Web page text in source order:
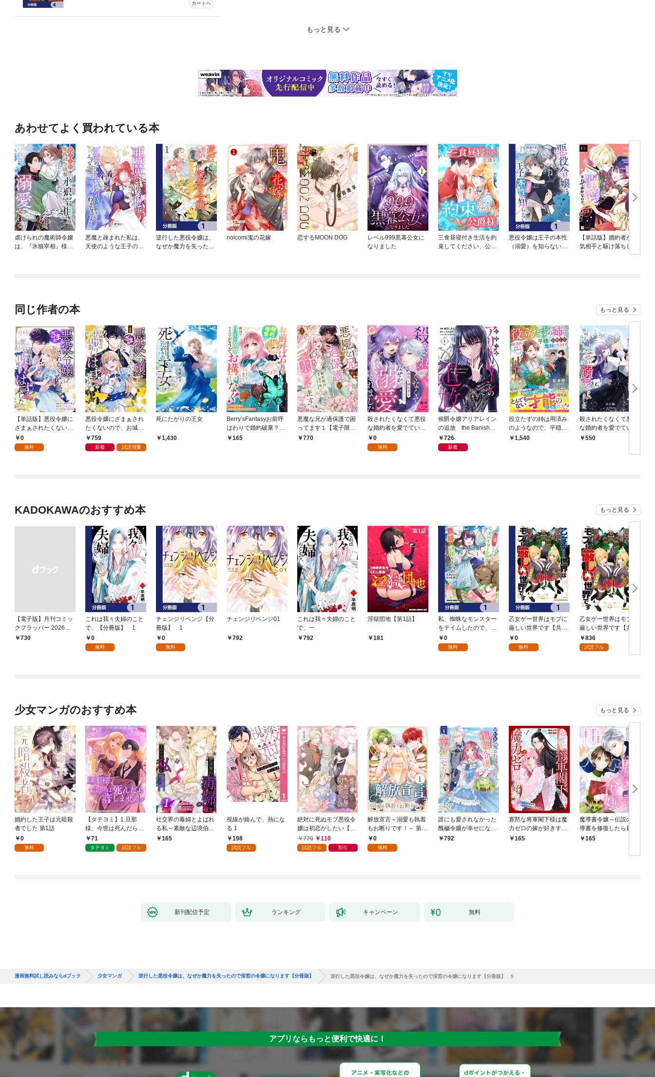
カートへ
もっと見る
あわせてよく買われている本
虐げられの魔術師令嬢
は、『氷狼宰相』様に
悪魔と疎まれた私は、
天使のような王子の気
逆行した悪役令嬢は、
なぜか魔力を失ったの
noicomi鬼の花嫁 恋するMOON DOG
レベル999黒幕公女に
なりました
三食昼寝付き生活を約
束してください、公爵
悪役令嬢は王子の本性
（溺愛）を知らない
【単話版】婚約者が浮
気相手と駆け落ちしま
した。王子殿下に溺愛
同じ作者の本 もっと見る
【単話版】悪役令嬢に
ざまぁされたくないの
で、お城勤めの高給取
りを目指すはずでした
0
無料
悪役令嬢にざまぁされ
たくないので、お城勤
めの高給取りを目指す
はずでした@COMIC
759
新着 試読増量
死にたがりの王女
1,430
Berry’sFantasyお前呼
ばわりで婚約破棄？隣
国で自由を謳歌するの
165
悪魔な兄が過保護で困
ってます１【電子限定
特典付】
770
殺されたくなくて悪役
な婚約者を愛でていた
ら、なぜか溺愛されま
した【第1話】
0
無料
侯爵令嬢アリアレイン
の追放 the Banishme
nt of Lady Arialaine１
726
新着
役立たずの姉は用済み
のようなので、平穏を
目指して趣味に生きま
1,540
殺されたくなくて悪役
な婚約者を愛でていた
ら、なぜか溺愛されま
550
KADOKAWAのおすすめ本 もっと見る
【電子版】月刊コミッ
クフラッパー 2026年9
月号
￥730
これは我々夫婦のこと
で、【分冊版】 1
0
無料
チェンジリベンジ【分
冊版】 1
0
無料
チェンジリベンジ01
792
これは我々夫婦のこと
で、一
792
淫獄団地【第1話】
181
私、蜘蛛なモンスター
をテイムしたので、ス
パイダーシルクで裁縫
を頑張ります！【分冊
0
無料
乙女ゲー世界はモブに
厳しい世界です【共和
国編】【分冊版】 1
0
無料
乙女ゲー世界はモブに
厳しい世界です【共和
国編】 ０１
836
試読フル
少女マンガのおすすめ本 もっと見る
婚約した王子は元暗殺
者でした 第1話
0
無料
【タテヨミ】1.旦那
様、今世は死んだら許
しません
71
タテヨミ 試読フル
社交界の毒婦とよばれ
る私～素敵な辺境伯令
息に腕を折られたの
165
視線が絡んで、熱にな
る 1
198
試読フル
絶対に死ぬモブ悪役令
嬢は初恋がしたい【単
行本版】 1巻
770 110
試読フル 割引
解放宣言～溺愛も執着
もお断りです！～ 第1
話0
無料
誰にも愛されなかった
醜穢令嬢が幸せになる
まで 1
792
寡黙な将軍閣下様は魔
力ゼロの嫁が好きすぎ
る～なぜか旦那様の心
165
魔導書令嬢～伝説の魔
導書を修復したら最強
の精霊が味方になりま
下がなぜかいつもそば
165
新刊配信予定 ランキング キャンペーン 無料
漫画無料試し読みならdブック 少女マンガ 逆行した悪役令嬢は、なぜか魔力を失ったので深窓の令嬢になります【分冊版】 逆行した悪役令嬢は、なぜか魔力を失ったので深窓の令嬢になります【分冊版】 5
アプリならもっと便利で快適に！